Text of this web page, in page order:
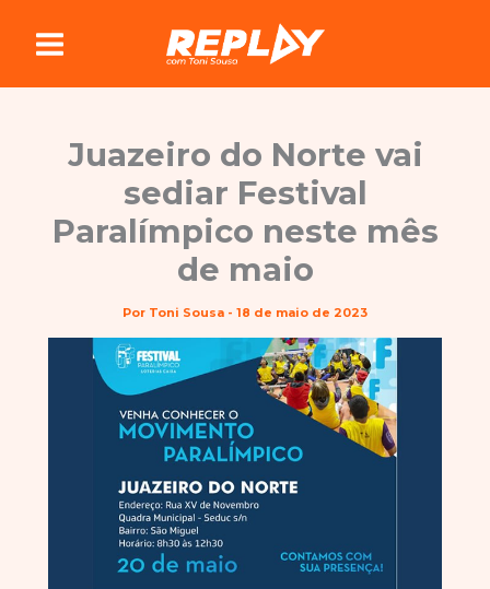
conteúdo
Juazeiro do Norte vai
sediar Festival
Paralímpico neste mês
de maio
Por Toni Sousa - 18 de maio de 2023